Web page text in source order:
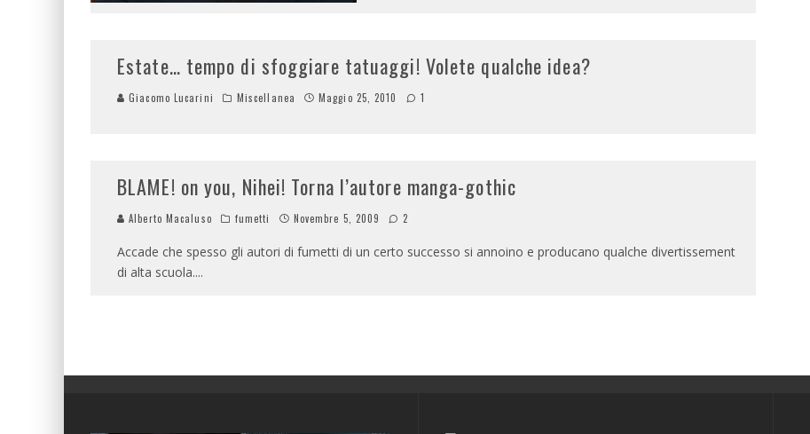
Estate… tempo di sfoggiare tatuaggi! Volete qualche idea?
Giacomo Lucarini Miscellanea Maggio 25, 2010 1
BLAME! on you, Nihei! Torna l’autore manga-gothic
Alberto Macaluso fumetti Novembre 5, 2009 2
Accade che spesso gli autori di fumetti di un certo successo si annoino e producano qualche divertissement
di alta scuola....